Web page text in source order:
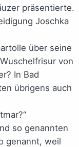
präsentierte.
Joschka
über seine
von
In Bad
übrigens auch
so genannten
genannt, weil